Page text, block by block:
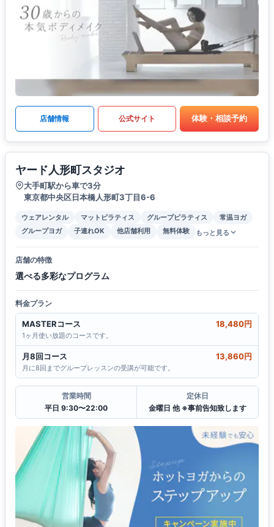
店舗情報 公式サイト 体験・相談予約
ヤード人形町スタジオ
大手町駅から車で3分
東京都中央区日本橋人形町3丁目6-6
ウェアレンタル マットピラティス グループピラティス
常温ヨガ
グループヨガ
子連れOK 他店舗利用 無料体験 もっと見る
店舗の特徴
選べる多彩なプログラム
料金プラン
MASTERコース 18,480円
1ヶ月使い放題のコースです。
月8回コース 13,860円
月に8回までグループレッスンの受講が可能です。
営業時間
平日 9:30〜22:00
定休日
金曜日 他 ※事前告知致します